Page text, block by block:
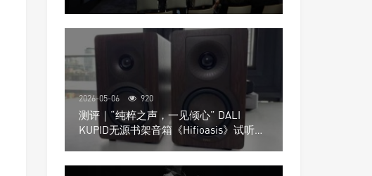
Trinnov Audio搭建多声道演示系统
2026-05-06 920
测评｜“纯粹之声，一见倾心” DALI
KUPID无源书架音箱《Hifioasis》试听测